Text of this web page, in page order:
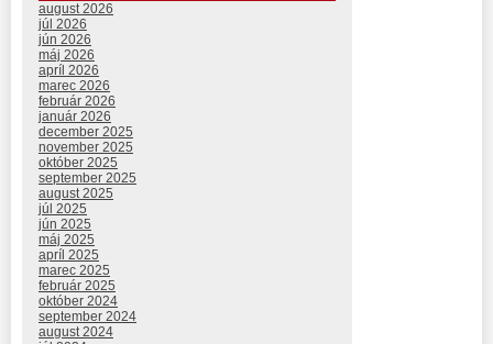
august 2026
júl 2026
jún 2026
máj 2026
apríl 2026
marec 2026
február 2026
január 2026
december 2025
november 2025
október 2025
september 2025
august 2025
júl 2025
jún 2025
máj 2025
apríl 2025
marec 2025
február 2025
október 2024
september 2024
august 2024